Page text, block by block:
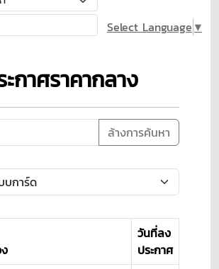
Select Language ▼
กาศราคากลาง
ล้างการค้นหา
วันที่ลง
ประกาศ